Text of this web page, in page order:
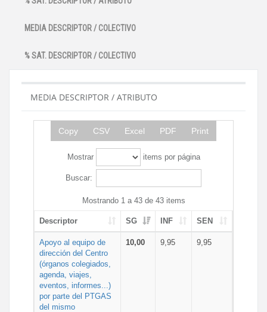
MEDIA DESCRIPTOR / COLECTIVO
% SAT. DESCRIPTOR / COLECTIVO
MEDIA DESCRIPTOR / ATRIBUTO
Copy CSV Excel PDF Print
Mostrar items por página
Buscar:
Mostrando 1 a 43 de 43 items
Descriptor SG INF SEN
Apoyo al equipo de
dirección del Centro
(órganos colegiados,
agenda, viajes,
eventos, informes...)
por parte del PTGAS
del mismo
10,00 9,95 9,95